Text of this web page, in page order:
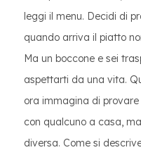
leggi il menu. Decidi di
quando arriva il piatto
Ma un boccone e sei
aspettarti da una vita.
ora immagina di
con qualcuno a casa,
diversa. Come si